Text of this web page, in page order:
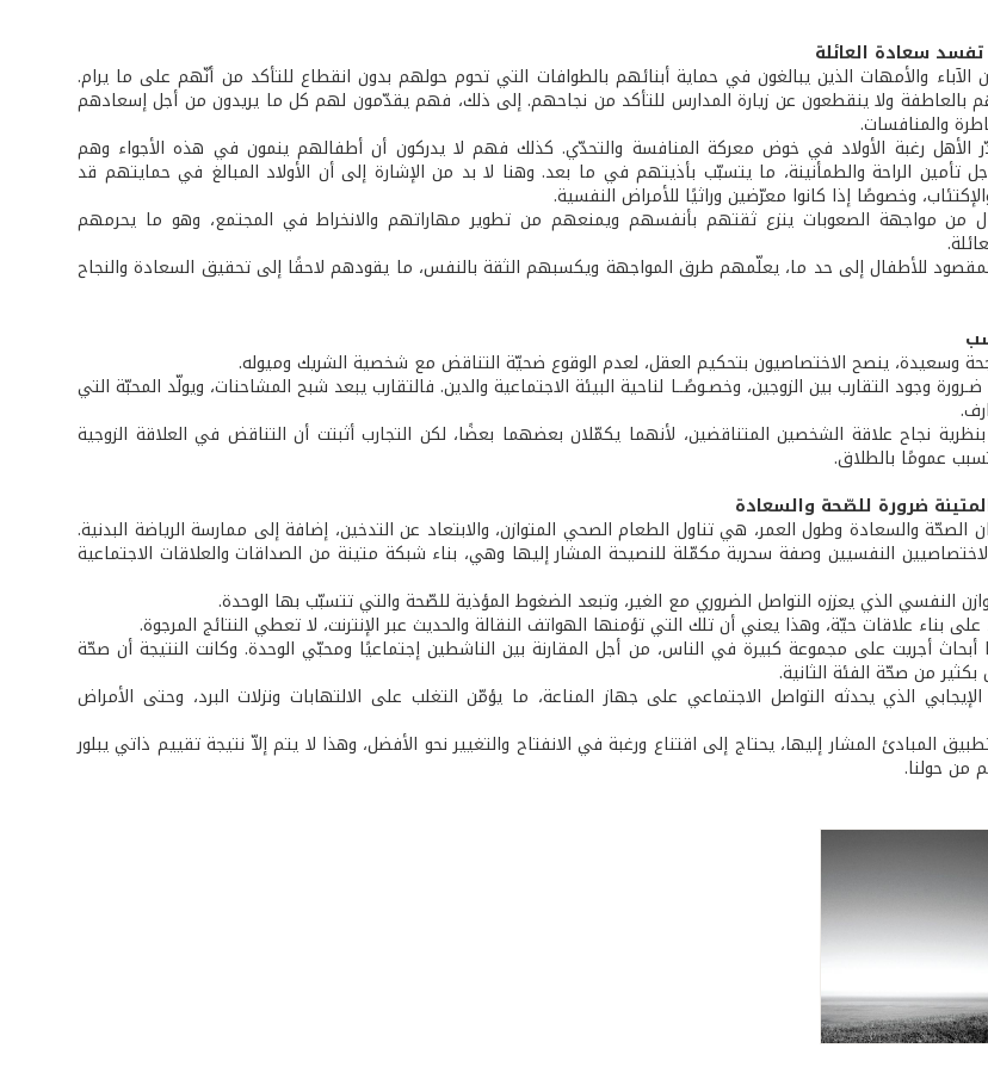
تفسد سعادة العائلة
الآباء والأمهات الذين يبالغون في حماية أبنائهم بالطوافات التي تحوم حولهم بدون انقطاع للتأكد من أنّهم على ما يرام.
بالعاطفة ولا ينقطعون عن زيارة المدارس للتأكد من نجاحهم. إلى ذلك، فهم يقدّمون لهم كل ما يريدون من أجل إسعادهم
والمنافسات.
الأهل رغبة الأولاد في خوض معركة المنافسة والتحدّي. كذلك فهم لا يدركون أن أطفالهم ينمون في هذه الأجواء وهم
الراحة والطمأنينة، ما يتسبّب بأذيتهم في ما بعد. وهنا لا بد من الإشارة إلى أن الأولاد المبالغ في حمايتهم قد
وخصوصًا إذا كانوا معرّضين وراثيًا للأمراض النفسية.
من مواجهة الصعوبات ينزع ثقتهم بأنفسهم ويمنعهم من تطوير مهاراتهم والانخراط في المجتمع، وهو ما يحرمهم
للأطفال إلى حد ما، يعلّمهم طرق المواجهة ويكسبهم الثقة بالنفس، ما يقودهم لاحقًا إلى تحقيق السعادة والنجاح
وسعيدة، ينصح الاختصاصيون بتحكيم العقل، لعدم الوقوع ضحيّة التناقض مع شخصية الشريك وميوله.
وجود التقارب بين الزوجين، وخصـوصًــا لناحية البيئة الاجتماعية والدين. فالتقارب يبعد شبح المشاحنات، ويولّد المحبّة التي
نجاح علاقة الشخصين المتناقضين، لأنهما يكمّلان بعضهما بعضًا، لكن التجارب أثبتت أن التناقض في العلاقة الزوجية
عمومًا بالطلاق.
ضرورة للصّحة والسعادة
الصحّة والسعادة وطول العمر، هي تناول الطعام الصحي المتوازن، والابتعاد عن التدخين، إضافة إلى ممارسة الرياضة البدنية.
النفسيين وصفة سحرية مكمّلة للنصيحة المشار إليها وهي، بناء شبكة متينة من الصداقات والعلاقات الاجتماعية
النفسي الذي يعززه التواصل الضروري مع الغير، وتبعد الضغوط المؤذية للصّحة والتي تتسبّب بها الوحدة.
بناء علاقات حيّة، وهذا يعني أن تلك التي تؤمنها الهواتف النقالة والحديث عبر الإنترنت، لا تعطي النتائج المرجوة.
أجريت على مجموعة كبيرة في الناس، من أجل المقارنة بين الناشطين إجتماعيًا ومحبّي الوحدة. وكانت النتيجة أن صحّة
من صحّة الفئة الثانية.
الذي يحدثه التواصل الاجتماعي على جهاز المناعة، ما يؤمّن التغلب على الالتهابات ونزلات البرد، وحتى الأمراض
المبادئ المشار إليها، يحتاج إلى اقتناع ورغبة في الانفتاح والتغيير نحو الأفضل، وهذا لا يتم إلاّ نتيجة تقييم ذاتي يبلور
من حولنا.